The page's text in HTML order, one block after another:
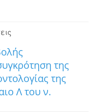
της
της
Λ του ν.